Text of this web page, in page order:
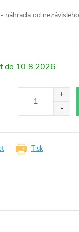
náhrada od
10.8.2026
Tisk